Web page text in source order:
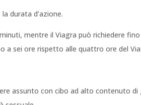
durata d’azione.
mentre il Viagra può richiedere
a sei ore rispetto alle quattro ore del
assunto con cibo ad alto contenuto di